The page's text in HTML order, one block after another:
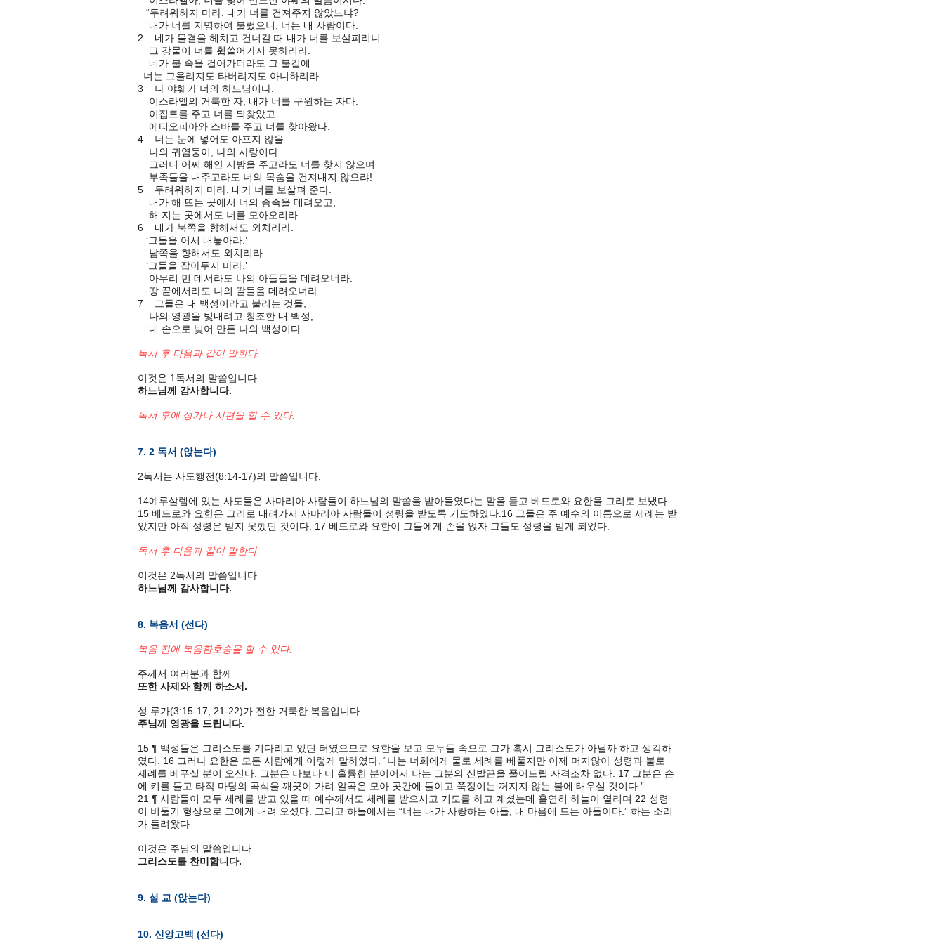
“두려워하지 마라. 내가 너를 건져주지 않았느냐?
내가 너를 지명하여 불렀으니, 너는 내 사람이다.
2 네가 물결을 헤치고 건너갈 때 내가 너를 보살피리니
그 강물이 너를 휩쓸어가지 못하리라.
네가 불 속을 걸어가더라도 그 불길에
너는 그을리지도 타버리지도 아니하리라.
3 나 야훼가 너의 하느님이다.
이스라엘의 거룩한 자, 내가 너를 구원하는 자다.
이집트를 주고 너를 되찾았고
에티오피아와 스바를 주고 너를 찾아왔다.
4 너는 눈에 넣어도 아프지 않을
나의 귀염둥이, 나의 사랑이다.
그러니 어찌 해안 지방을 주고라도 너를 찾지 않으며
부족들을 내주고라도 너의 목숨을 건져내지 않으랴!
5 두려워하지 마라. 내가 너를 보살펴 준다.
내가 해 뜨는 곳에서 너의 종족을 데려오고,
해 지는 곳에서도 너를 모아오리라.
6 내가 북쪽을 향해서도 외치리라.
‘그들을 어서 내놓아라.’
남쪽을 향해서도 외치리라.
‘그들을 잡아두지 마라.’
아무리 먼 데서라도 나의 아들들을 데려오너라.
땅 끝에서라도 나의 딸들을 데려오너라.
7 그들은 내 백성이라고 불리는 것들,
나의 영광을 빛내려고 창조한 내 백성,
내 손으로 빚어 만든 나의 백성이다.
독서 후 다음과 같이 말한다.
이것은 1독서의 말씀입니다
하느님께 감사합니다.
독서 후에 성가나 시편을 할 수 있다.
7. 2 독서 (앉는다)
2독서는 사도행전(8:14-17)의 말씀입니다.
14예루살렘에 있는 사도들은 사마리아 사람들이 하느님의 말씀을 받아들였다는 말을 듣고 베드로와 요한을 그리로 보냈다.
15 베드로와 요한은 그리로 내려가서 사마리아 사람들이 성령을 받도록 기도하였다.16 그들은 주 예수의 이름으로 세례는 받
았지만 아직 성령은 받지 못했던 것이다. 17 베드로와 요한이 그들에게 손을 얹자 그들도 성령을 받게 되었다.
독서 후 다음과 같이 말한다.
이것은 2독서의 말씀입니다
하느님께 감사합니다.
8. 복음서 (선다)
복음 전에 복음환호송을 할 수 있다.
주께서 여러분과 함께
또한 사제와 함께 하소서.
성 루가(3:15-17, 21-22)가 전한 거룩한 복음입니다.
주님께 영광을 드립니다.
15 ¶ 백성들은 그리스도를 기다리고 있던 터였으므로 요한을 보고 모두들 속으로 그가 혹시 그리스도가 아닐까 하고 생각하
였다. 16 그러나 요한은 모든 사람에게 이렇게 말하였다. “나는 너희에게 물로 세례를 베풀지만 이제 머지않아 성령과 불로
세례를 베푸실 분이 오신다. 그분은 나보다 더 훌륭한 분이어서 나는 그분의 신발끈을 풀어드릴 자격조차 없다. 17 그분은 손
에 키를 들고 타작 마당의 곡식을 깨끗이 가려 알곡은 모아 곳간에 들이고 쭉정이는 꺼지지 않는 불에 태우실 것이다.” …
21 ¶ 사람들이 모두 세례를 받고 있을 때 예수께서도 세례를 받으시고 기도를 하고 계셨는데 홀연히 하늘이 열리며 22 성령
이 비둘기 형상으로 그에게 내려 오셨다. 그리고 하늘에서는 “너는 내가 사랑하는 아들, 내 마음에 드는 아들이다.” 하는 소리
가 들려왔다.
이것은 주님의 말씀입니다
그리스도를 찬미합니다.
9. 설 교 (앉는다)
10. 신앙고백 (선다)